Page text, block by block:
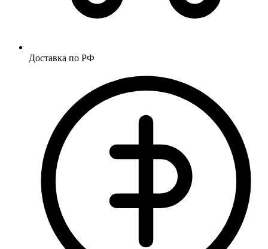
Доставка по РФ